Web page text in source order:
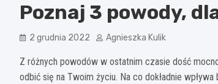
Poznaj 3 powody,
2 grudnia 2022 Agnieszka Kulik
Z różnych powodów w ostatnim czasie dość
odbić się na Twoim życiu. Na co dokładnie